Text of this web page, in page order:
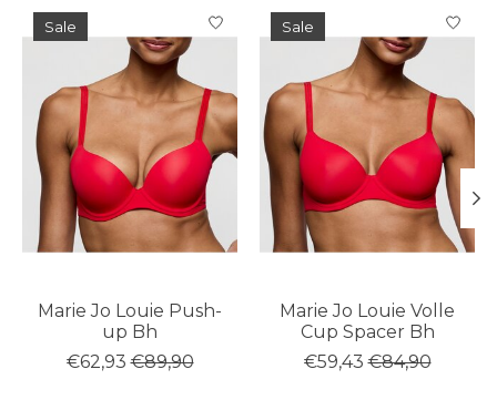
Items van productcarrousel
Sale
Marie Jo Louie Push-
up Bh
€62,93 €89,90
Sale
Marie Jo Louie Volle
Cup Spacer Bh
€59,43 €84,90